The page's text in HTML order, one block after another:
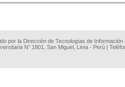
por la Dirección de Tecnologías de
N° 1801, San Miguel, Lima - Perú |